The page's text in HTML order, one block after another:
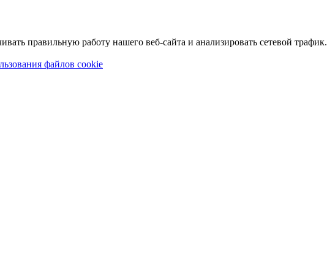
правильную работу нашего веб-сайта и анализировать сетевой трафик.
файлов cookie